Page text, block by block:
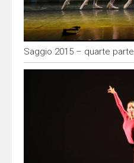
Saggio 2015 – quarte parte